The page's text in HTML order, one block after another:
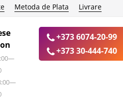
Metoda de Plata Livrare
+373 6074-20-99
+373 30-444-740